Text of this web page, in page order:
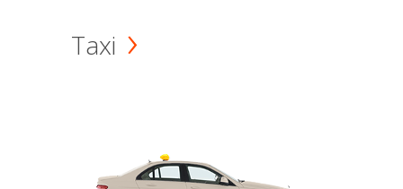
Taxi